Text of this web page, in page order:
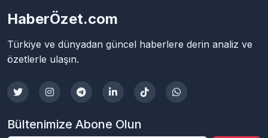
HaberÖzet.com
Türkiye ve dünyadan güncel haberlere derin analiz ve
özetlerle ulaşın.
Bültenimize Abone Olun